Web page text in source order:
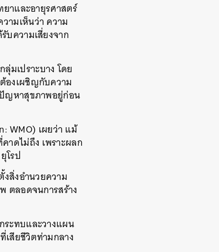
าและอายุรศาสตร์
ามเห็นว่า ความ
บความเสี่ยงจาก
มเปราะบาง โดย
องเผชิญกับความ
ญหาสุขภาพอยู่ก่อน
WMO) เผยว่า แม้
ดไม่ถึง เพราะผลก
โรป
สิ่งอำนวยความ
ตลอดจนการสร้าง
ระทบและวางแผน
เสียชีวิตท่ามกลาง